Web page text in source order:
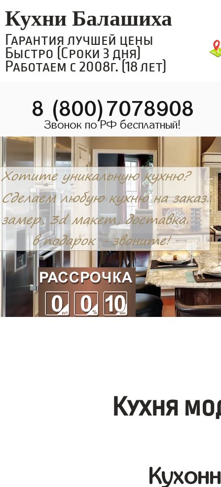
Кухни Балашиха
Гарантия лучшей цены
Быстро (Сроки 3 дня)
Работаем с 2008г. (18 лет)
8 (800)7078908
Звонок по РФ бесплатный!
Кухня